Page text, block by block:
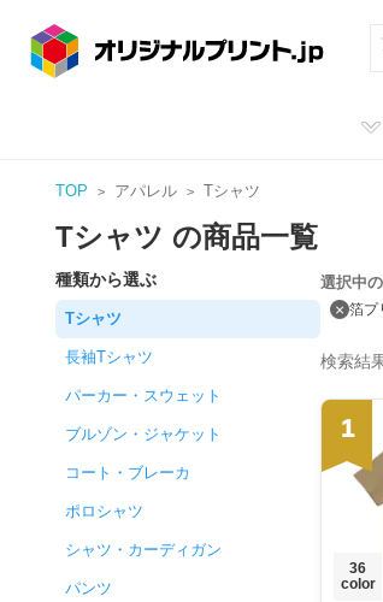
TOP アパレル Tシャツ
Tシャツ の商品一覧
種類から選ぶ
Tシャツ
長袖Tシャツ
パーカー・スウェット
ブルゾン・ジャケット
コート・ブレーカ
ポロシャツ
シャツ・カーディガン
パンツ
選択中
× 箔プ
検索結
1
36
color